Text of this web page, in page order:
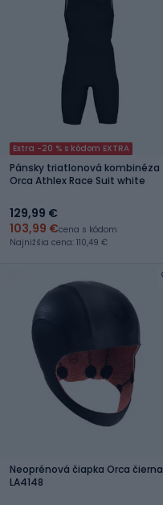
Extra -20 % s kódom EXTRA
Pánsky triatlonová kombinéza
Orca Athlex Race Suit white
129,99 €
103,99 €cena s kódom
Najnižšia cena: 110,49 €
Neoprénová čiapka Orca čierna
LA4148